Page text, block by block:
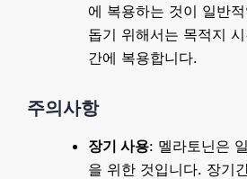
에 복용하는 것이 일반
돕기 위해서는 목적지
간에 복용합니다.
주의사항
장기 사용: 멜라토닌은
을 위한 것입니다. 장기